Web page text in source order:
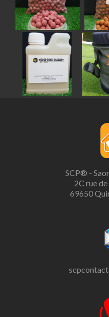
SCP® -
2C rue
69650